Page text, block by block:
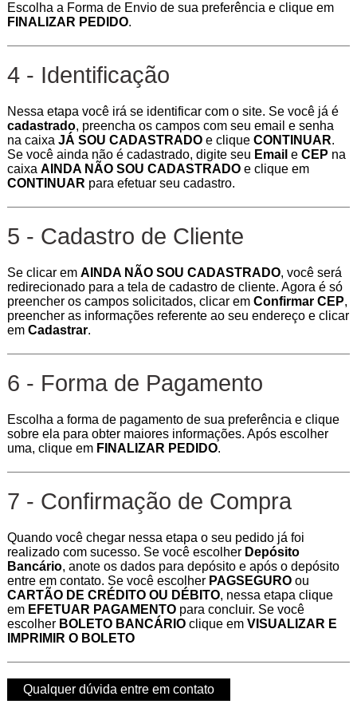
Escolha a Forma de Envio de sua preferência e clique em
FINALIZAR PEDIDO.
4 - Identificação
Nessa etapa você irá se identificar com o site. Se você já é
cadastrado, preencha os campos com seu email e senha
na caixa JÁ SOU CADASTRADOe clique CONTINUAR.
Se você ainda não é cadastrado, digite seu Email e CEP na
caixa AINDA NÃO SOU CADASTRADOe clique em
CONTINUAR para efetuar seu cadastro.
5 - Cadastro de Cliente
Se clicar em AINDA NÃO SOU CADASTRADO, você será
redirecionado para a tela de cadastro de cliente. Agora é só
preencher os campos solicitados, clicar em Confirmar CEP,
preencher as informações referente ao seu endereço e clicar
em Cadastrar.
6 - Forma de Pagamento
Escolha a forma de pagamento de sua preferência e clique
sobre ela para obter maiores informações. Após escolher
uma, clique em FINALIZAR PEDIDO.
7 - Confirmação de Compra
Quando você chegar nessa etapa o seu pedido já foi
realizado com sucesso. Se você escolher Depósito
Bancário, anote os dados para depósito e após o depósito
entre em contato. Se você escolher PAGSEGUROou
CARTÃO DE CRÉDITO OU DÉBITO, nessa etapa clique
em EFETUAR PAGAMENTOpara concluir. Se você
escolher BOLETO BANCÁRIOclique em VISUALIZAR E
IMPRIMIR O BOLETO
Qualquer dúvida entre em contato